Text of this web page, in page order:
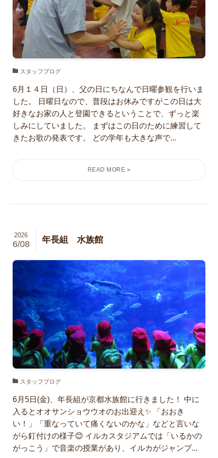
スタッフブログ
6月１４日（日）、父の日にちなんで日曜参観を行いま
した。 日曜日なので、普段はお休みですがこの日は大
好きなお家の人と登園できるということで、ずっと楽
しみにしていました。 まずはこの日のために練習して
きたお歌の発表です。 どの学年も大きな声で...
年長組 水族館
2026
6/08
スタッフブログ
6月5日(金)、年長組が京都水族館に行きました！ 中に
入るとオオサンショウウオのお出迎え✨ 「おおき
い！」「重なっていて痛くないのかな」などと言いな
がら釘付けの様子😊 イルカスタジアムでは「いるかの
がっこう」で音楽の授業があり、イルカがジャンプ...